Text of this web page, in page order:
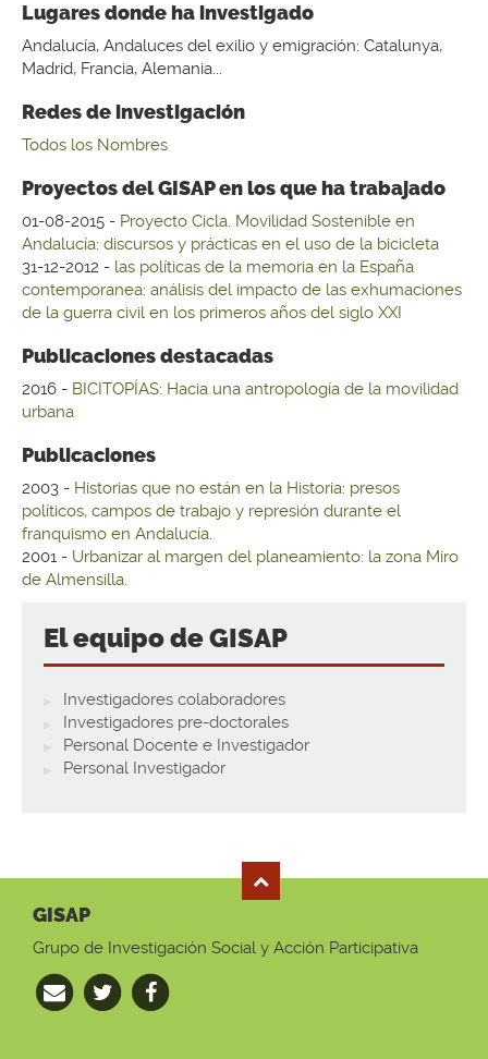
Lugares donde ha investigado
Andalucía, Andaluces del exilio y emigración: Catalunya,
Madrid, Francia, Alemania...
Redes de investigación
Todos los Nombres
Proyectos del GISAP en los que ha trabajado
01-08-2015 - Proyecto Cicla. Movilidad Sostenible en
Andalucía: discursos y prácticas en el uso de la bicicleta
31-12-2012 - las políticas de la memoria en la España
contemporanea: análisis del impacto de las exhumaciones
de la guerra civil en los primeros años del siglo XXI
Publicaciones destacadas
2016 - BICITOPÍAS: Hacia una antropología de la movilidad
urbana
Publicaciones
2003 - Historias que no están en la Historia: presos
políticos, campos de trabajo y represión durante el
franquismo en Andalucía.
2001 - Urbanizar al margen del planeamiento: la zona Miro
de Almensilla.
El equipo de GISAP
Investigadores colaboradores
Investigadores pre-doctorales
Personal Docente e Investigador
Personal Investigador
GISAP
Grupo de Investigación Social y Acción Participativa